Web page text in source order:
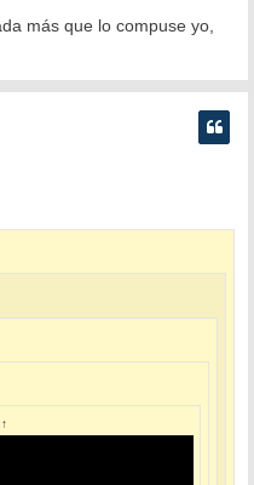
más que lo compuse yo,
↑